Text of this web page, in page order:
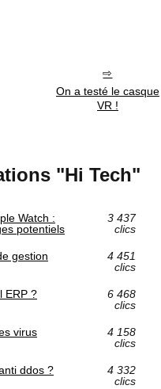
On a testé le casque
VR !
"Hi Tech"
Watch :
potentiels
3 437
clics
gestion
4 451
clics
ERP ?
6 468
clics
virus
4 158
clics
ddos ?
4 332
clics